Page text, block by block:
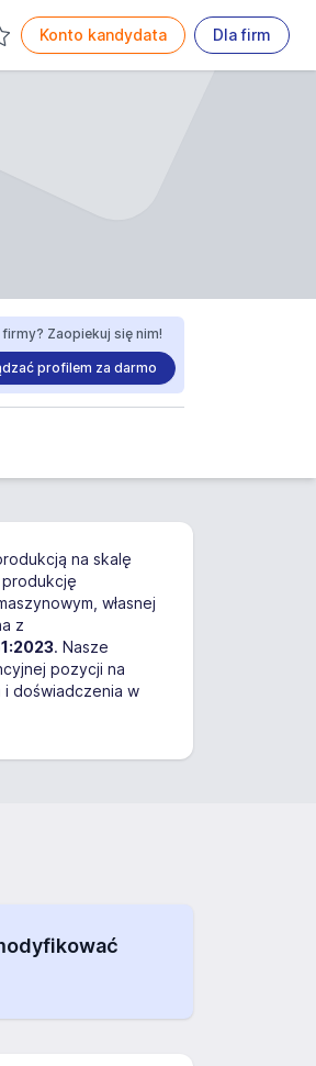
Konto kandydata Dla firm
Zaopiekuj się nim!
profilem za darmo
na skalę
produkcję
własnej
z
. Nasze
pozycji na
i doświadczenia w